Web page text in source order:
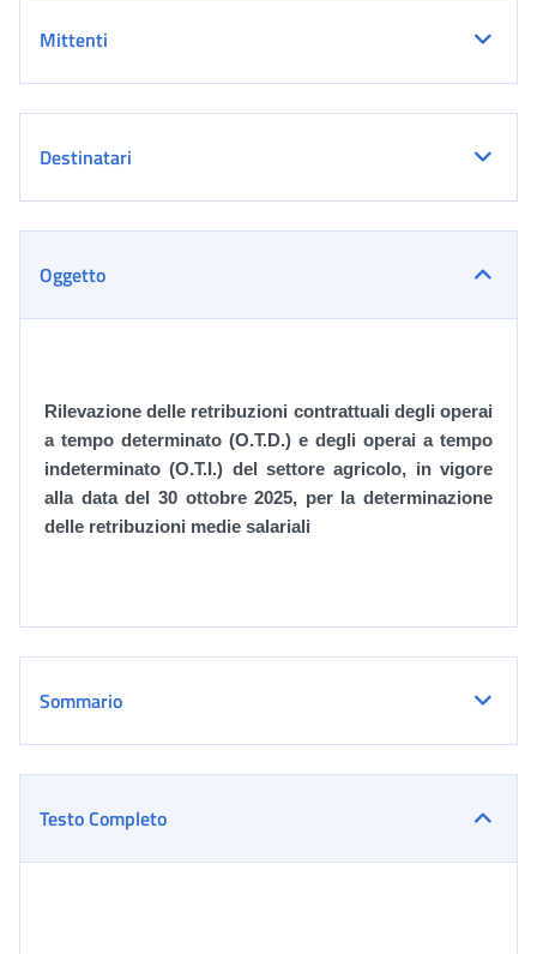
Mittenti
Destinatari
Oggetto
Rilevazione delle retribuzioni contrattuali degli operai
a tempo determinato (O.T.D.) e degli operai a tempo
indeterminato (O.T.I.) del settore agricolo, in vigore
alla data del 30 ottobre 2025, per la determinazione
delle retribuzioni medie salariali
Sommario
Testo Completo